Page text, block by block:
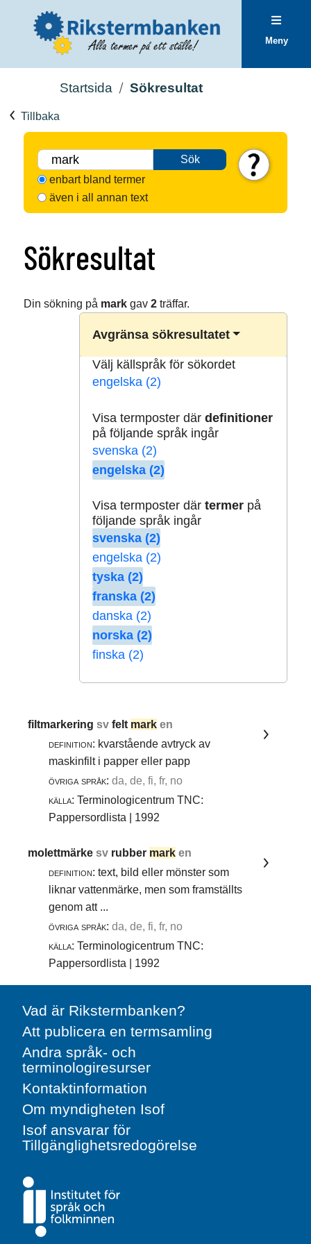
Meny
Startsida Sökresultat
Tillbaka
Sök
enbart bland termer
även i all annan text
Sökresultat
Din sökning på markgav 2träffar.
Avgränsa sökresultatet
Välj källspråk för sökordet
engelska (2)
Visa termposter där definitioner
på följande språk ingår
svenska (2)
engelska (2)
Visa termposter där termerpå
följande språk ingår
svenska (2)
engelska (2)
tyska (2)
franska (2)
danska (2)
norska (2)
finska (2)
filtmarkeringsvfelt mark en
definition: kvarstående avtryck av
maskinfilt i papper eller papp
övriga språk: da, de, fi, fr, no
källa: Terminologicentrum TNC:
Pappersordlista | 1992
molettmärkesv rubber mark en
definition: text, bild eller mönster som
liknar vattenmärke, men som framställts
genom att ...
övriga språk: da, de, fi, fr, no
källa: Terminologicentrum TNC:
Pappersordlista | 1992
Vad är Rikstermbanken?
Att publicera en termsamling
Andra språk- och
terminologiresurser
Kontaktinformation
Om myndigheten Isof
Isof ansvarar för
Tillgänglighetsredogörelse